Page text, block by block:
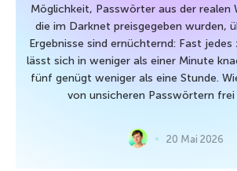
Möglichkeit, Passwörter aus der realen
die im Darknet preisgegeben wurden,
Ergebnisse sind ernüchternd: Fast
lässt sich in weniger als einer Minute
fünf genügt weniger als eine Stunde.
von unsicheren Passwörtern frei
20 Mai 2026